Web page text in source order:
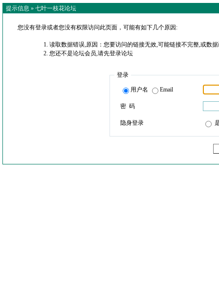
提示信息 » 七叶一枝花论坛
您没有登录或者您没有权限访问此页面，可能有如下几个原因:
读取数据错误,原因：您要访问的链接无效,可能链接不完整,或数
您还不是论坛会员,请先登录论坛
登录
用户名 Email
密 码
隐身登录